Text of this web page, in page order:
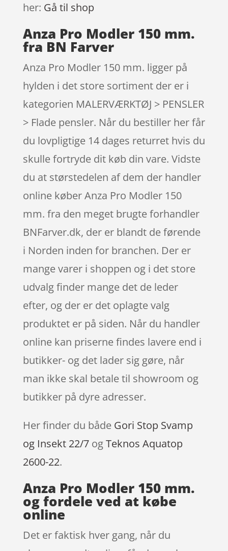
her: Gå til shop
Anza Pro Modler 150 mm.
fra BN Farver
Anza Pro Modler 150 mm. ligger på
hylden i det store sortiment der er i
kategorien MALERVÆRKTØJ > PENSLER
> Flade pensler. Når du bestiller her får
du lovpligtige 14 dages returret hvis du
skulle fortryde dit køb din vare. Vidste
du at størstedelen af dem der handler
online køber Anza Pro Modler 150
mm. fra den meget brugte forhandler
BNFarver.dk, der er blandt de førende
i Norden inden for branchen. Der er
mange varer i shoppen og i det store
udvalg finder mange det de leder
efter, og der er det oplagte valg
produktet er på siden. Når du handler
online kan priserne findes lavere end i
butikker- og det lader sig gøre, når
man ikke skal betale til showroom og
butikker på dyre adresser.
Her finder du både Gori Stop Svamp
og Insekt 22/7ogTeknos Aquatop
2600-22.
Anza Pro Modler 150 mm.
og fordele ved at købe
online
Det er faktisk hver gang, når du